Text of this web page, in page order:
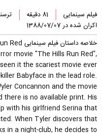
فیلم سینمایی 81 دقیقه
اکران شده در 1388/07/07
خلاصه داستان فیلم سینمایی The Hills Run Red
movie "The Hills Run Red",
it the scariest movie ever
Babyface in the lead role.
Concannon and the movie
is no available print. His
with his girlfriend Serina that
When Tyler discovers that
in a night-club, he decides to